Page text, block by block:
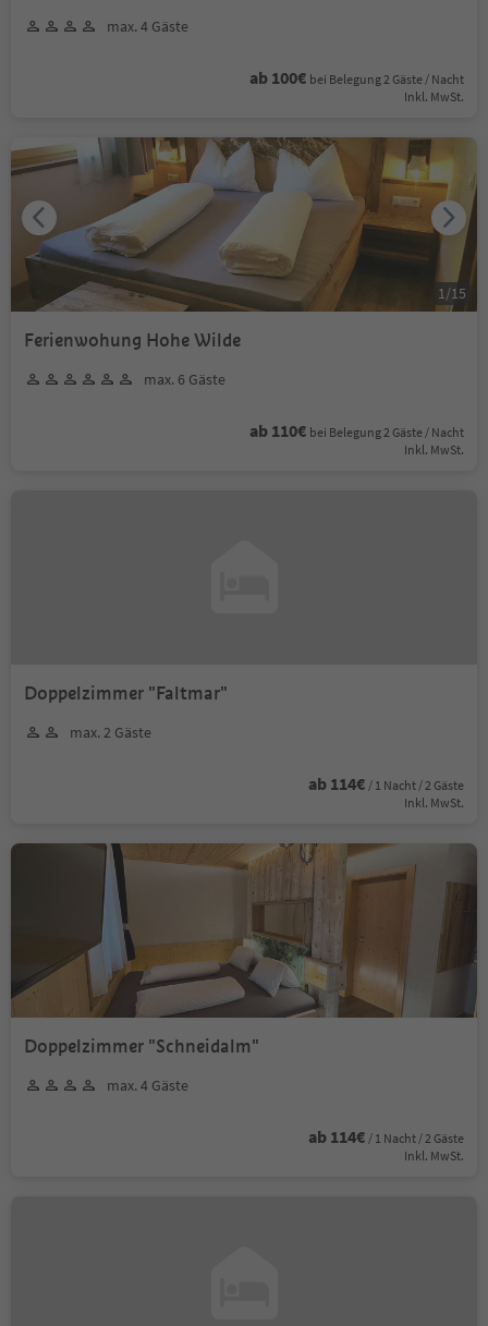
max. 4 Gäste
ab 100€ bei Belegung 2 Gäste / Nacht
Inkl. MwSt.
Ferienwohung Hohe Wilde
max. 6 Gäste
ab 110€ bei Belegung 2 Gäste / Nacht
Inkl. MwSt.
1 /15
Doppelzimmer "Faltmar"
max. 2 Gäste
ab 114€ / 1 Nacht / 2 Gäste
Inkl. MwSt.
Doppelzimmer "Schneidalm"
max. 4 Gäste
ab 114€ / 1 Nacht / 2 Gäste
Inkl. MwSt.